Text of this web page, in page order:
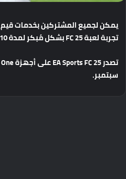
يمكنلجميعالمشتركينبخدماتقيم
تجربةلعبة بشكلمُبكرلمدة
تصدر
علىأجهزة
سبتمبر.